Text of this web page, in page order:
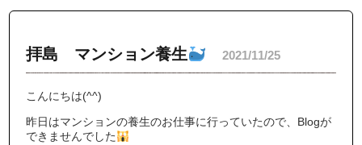
拝島 マンション養生 2021/11/25
こんにちは(^^)
昨日はマンションの養生のお仕事に行っていたので、Blogが
できませんでした